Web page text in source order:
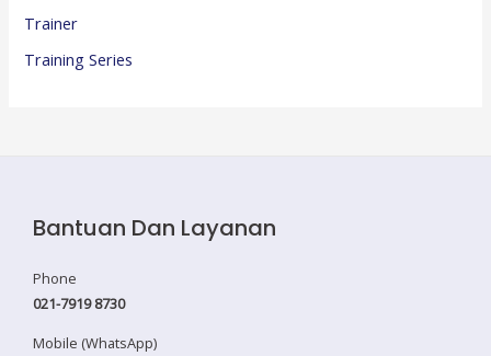
Trainer
Training Series
Bantuan Dan Layanan
Phone
021-7919 8730
Mobile (WhatsApp)